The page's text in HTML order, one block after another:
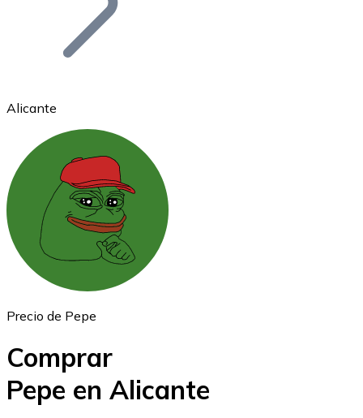
Ethereum
ETH
Alicante
Precio de Pepe
Comprar
Pepe en Alicante